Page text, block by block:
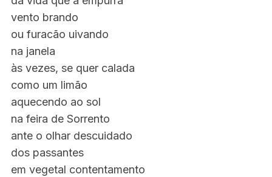
vento brando
ou furacão uivando
na janela
às vezes, se quer calada
como um limão
aquecendo ao sol
na feira de Sorrento
ante o olhar descuidado
dos passantes
em vegetal contentamento